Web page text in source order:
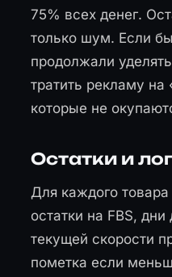
75% всех денег.
только шум. Если
продолжали
тратить рекламу на
которые не
Остатки и
Для каждого товара
остатки на FBS,
текущей скорости
пометка если